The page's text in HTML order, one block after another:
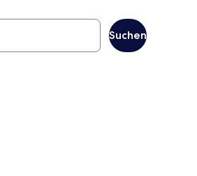
Suchen